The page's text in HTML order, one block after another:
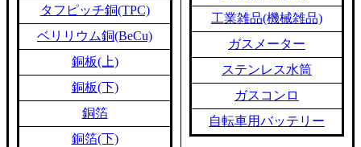
タフピッチ銅(TPC)
ベリリウム銅(BeCu)
銅板(上)
銅板(下)
銅箔
銅箔(下)
工業雑品(機械雑品)
ガスメーター
ステンレス水筒
ガスコンロ
自転車用バッテリー